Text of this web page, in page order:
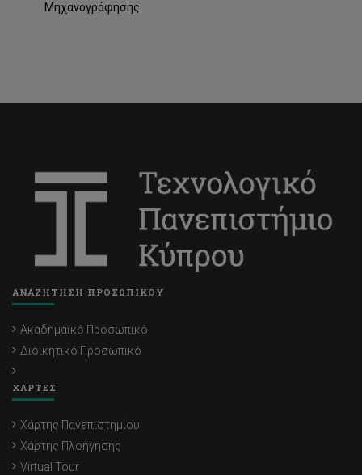
Μηχανογράφησης.
ΑΝΑΖΗΤΗΣΗ ΠΡΟΣΩΠΙΚΟΥ
Ακαδημαϊκό Προσωπικό
Διοικητικό Προσωπικό
ΧΑΡΤΕΣ
Χάρτης Πανεπιστημίου
Χάρτης Πλοήγησης
Virtual Tour